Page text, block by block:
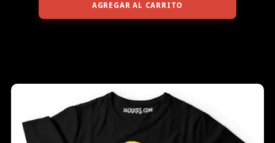
AGREGAR AL CARRITO